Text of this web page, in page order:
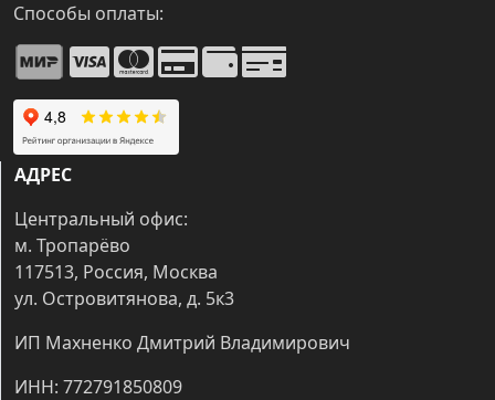
Способы оплаты:
АДРЕС
Центральный офис:
м. Тропарёво
117513, Россия, Москва
ул. Островитянова, д. 5к3
ИП Махненко Дмитрий Владимирович
ИНН: 772791850809